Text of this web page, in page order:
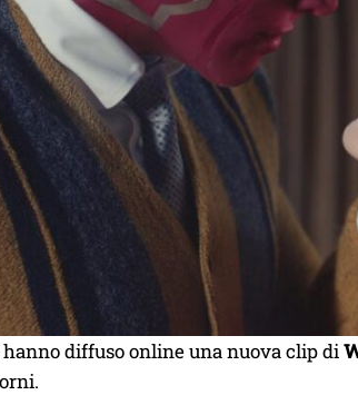
hanno diffuso online una nuova clip di